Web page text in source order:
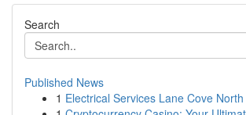
Search
Published News
1 Electrical Services Lane Cove